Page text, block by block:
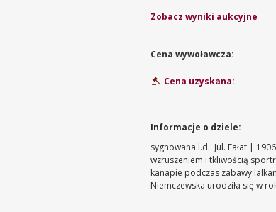
Zobacz wyniki aukcyjne
Cena wywoławcza:
Cena uzyskana:
Informacje o dziele:
sygnowana l.d.: Jul. Fałat |
wzruszeniem i tkliwością
kanapie podczas zabawy
Niemczewska urodziła się w